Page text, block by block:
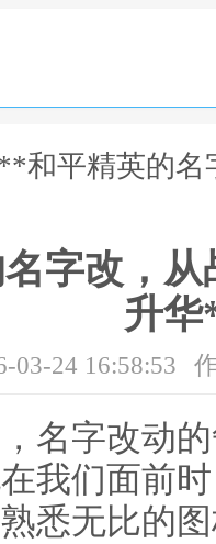
和平精英的名
字改，
升
03-24 16:58:53
名字改动
我们面前
悉无比的